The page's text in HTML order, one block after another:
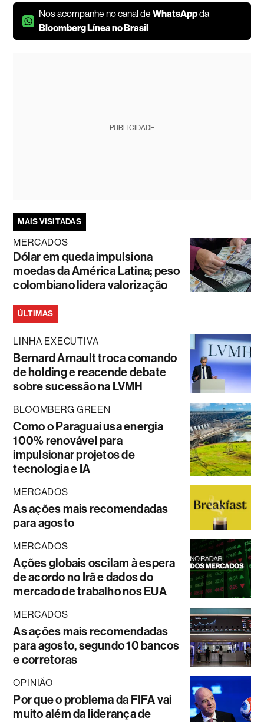
Nos acompanhe no canal deWhatsAppda
Bloomberg Línea no Brasil
PUBLICIDADE
MAIS VISITADAS
MERCADOS
Dólar em queda impulsiona
moedas da América Latina; peso
colombiano lidera valorização
ÚLTIMAS
LINHA EXECUTIVA
Bernard Arnault troca comando
de holding e reacende debate
sobre sucessão na LVMH
BLOOMBERG GREEN
Como o Paraguai usa energia
100% renovável para
impulsionar projetos de
tecnologia e IA
MERCADOS
As ações mais recomendadas
para agosto
MERCADOS
Ações globais oscilam à espera
de acordo no Irã e dados do
mercado de trabalho nos EUA
MERCADOS
As ações mais recomendadas
para agosto, segundo 10 bancos
e corretoras
OPINIÃO
Por que o problema da FIFA vai
muito além da liderança de